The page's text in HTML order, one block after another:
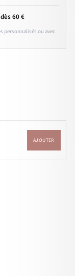
60 €
personnalisés ou avec
AJOUTER